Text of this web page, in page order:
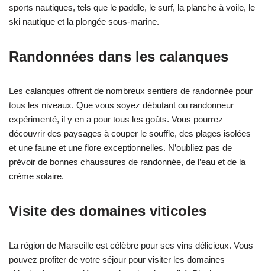
sports nautiques, tels que le paddle, le surf, la planche à voile, le
ski nautique et la plongée sous-marine.
Randonnées dans les calanques
Les calanques offrent de nombreux sentiers de randonnée pour
tous les niveaux. Que vous soyez débutant ou randonneur
expérimenté, il y en a pour tous les goûts. Vous pourrez
découvrir des paysages à couper le souffle, des plages isolées
et une faune et une flore exceptionnelles. N’oubliez pas de
prévoir de bonnes chaussures de randonnée, de l’eau et de la
crème solaire.
Visite des domaines viticoles
La région de Marseille est célèbre pour ses vins délicieux. Vous
pouvez profiter de votre séjour pour visiter les domaines